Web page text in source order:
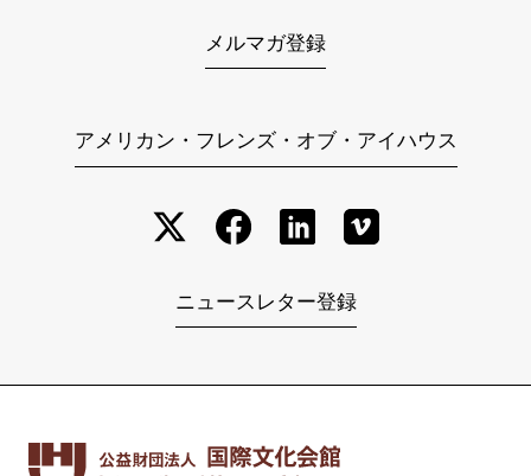
メルマガ登録
アメリカン・フレンズ・オブ・アイハウス
ニュースレター登録